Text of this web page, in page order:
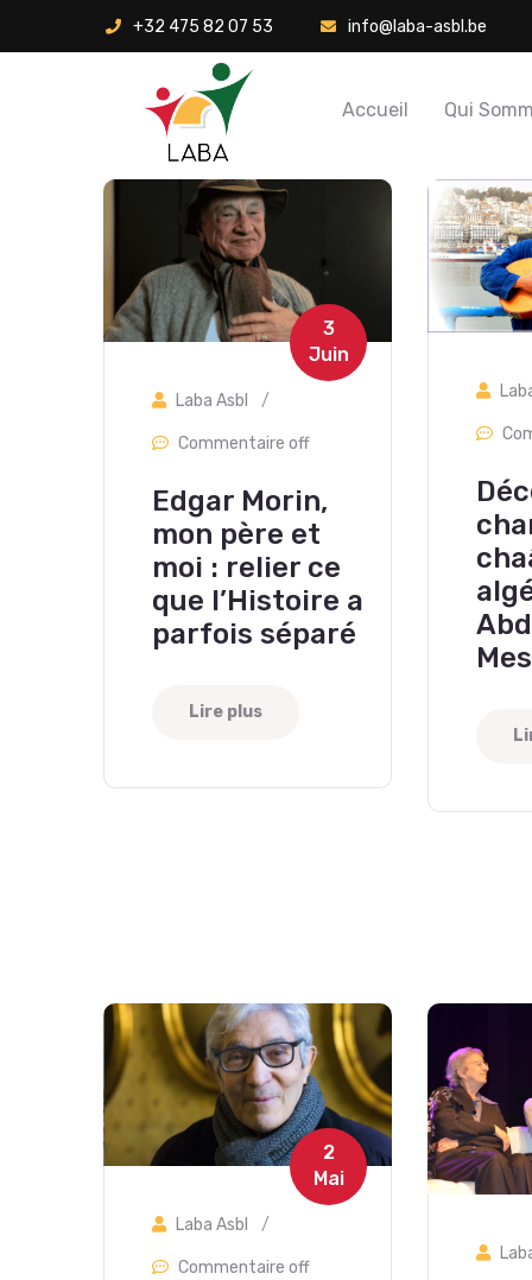
+32 475 82 07 53 info@laba-asbl.be
Accueil Qui
3
Juin
Laba Asbl /
Commentaire off
Edgar Morin,
mon père et
moi : relier ce
que l’Histoire a
parfois séparé
Lire plus
2
Mai
Laba Asbl /
Commentaire off